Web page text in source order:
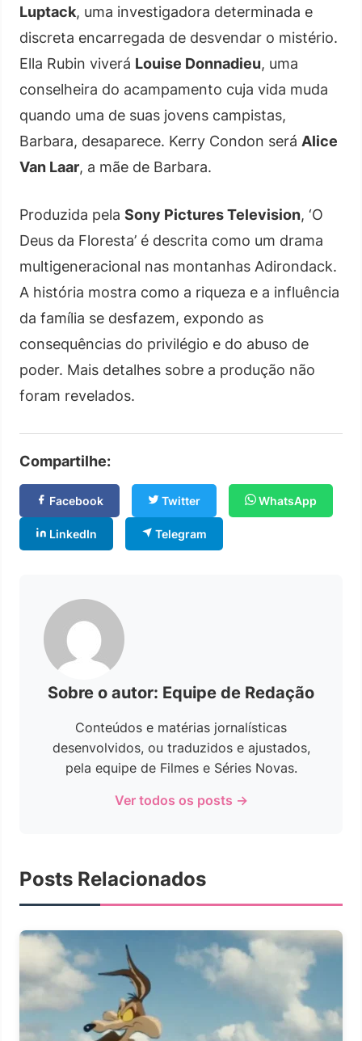
Luptack, uma investigadora determinada e
discreta encarregada de desvendar o mistério.
Ella Rubin viverá Louise Donnadieu, uma
conselheira do acampamento cuja vida muda
quando uma de suas jovens campistas,
Barbara, desaparece. Kerry Condon será Alice
Van Laar, a mãe de Barbara.
Produzida pela Sony Pictures Television, ‘O
Deus da Floresta’ é descrita como um drama
multigeneracional nas montanhas Adirondack.
A história mostra como a riqueza e a influência
da família se desfazem, expondo as
consequências do privilégio e do abuso de
poder. Mais detalhes sobre a produção não
foram revelados.
Compartilhe:
Facebook Twitter WhatsApp
LinkedIn Telegram
Sobre o autor: Equipe de Redação
Conteúdos e matérias jornalísticas
desenvolvidos, ou traduzidos e ajustados,
pela equipe de Filmes e Séries Novas.
Ver todos os posts →
Posts Relacionados